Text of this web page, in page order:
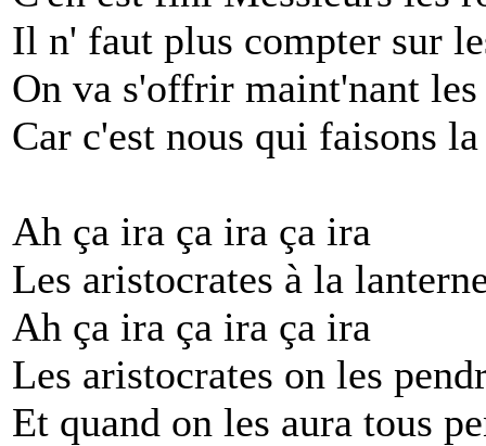
Il n' faut plus compter sur
On va s'offrir maint'nant les
Car c'est nous qui faisons
Ah ça ira ça ira ça ira
Les aristocrates à la
Ah ça ira ça ira ça ira
Les aristocrates on les
Et quand on les aura tous